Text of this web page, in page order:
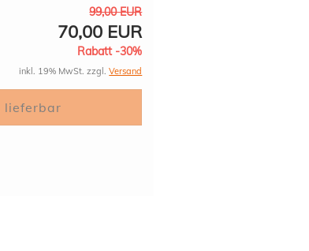
99,00 EUR
70,00 EUR
Rabatt -30%
inkl. 19% MwSt. zzgl.Versand